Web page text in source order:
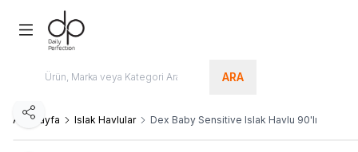
ARA
Ana Sayfa Islak Havlular Dex Baby Sensitive Islak Havlu 90'lı
Paylaş